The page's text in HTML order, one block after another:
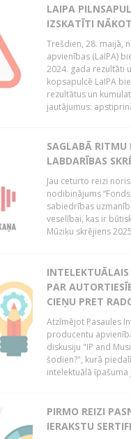
LAIPA
IZSKATĪTI
Trešdien, 28. maijā,
apvienības (LaIPA)
2024. gada rezultāti
kopsapulcē LaIPA
rezultātus un
jautājumus:
SAGLABĀ RITMU
LABDARĪBAS
Jau ceturto reizi
nodibinājums
sabiedrības
veselībai, kas ir
Mūziķu skrējiens
PAR
CIEŅU PRET
Atzīmējot Pasaules
producentu
diskusiju "IP and
šodien?", kurā
intelektuālā
PIRMO REIZI
IERAKSTU